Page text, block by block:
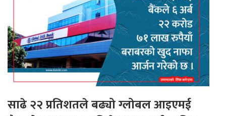
साढे २२ प्रतिशतले बढ्यो ग्लोबल आइएमई